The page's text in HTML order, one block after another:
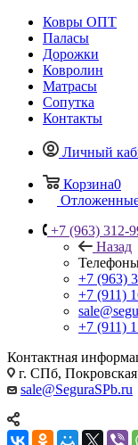
Ковры ОПТ
Паласы
Дорожки
Ковролин
Матрасы
Сопутка
Контакты
Личный
Корзина0
+7 (963) 312-
Назад
+7 (963)
+7 (911)
+7 (911)
Контактная
г. СПб,
sale@SeguraSPb.ru